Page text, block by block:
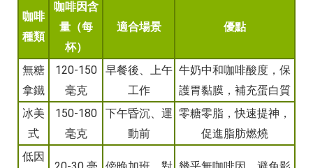
咖啡
種類
咖啡因含
量（每
杯）
適合場景 優點
無糖
拿鐵
120-150
毫克
早餐後、上午
工作
牛奶中和咖啡酸度，保
護胃黏膜，補充蛋白質
冰美
式
150-180
毫克
下午昏沉、運
動前
零糖零脂，快速提神，
促進脂肪燃燒
低因